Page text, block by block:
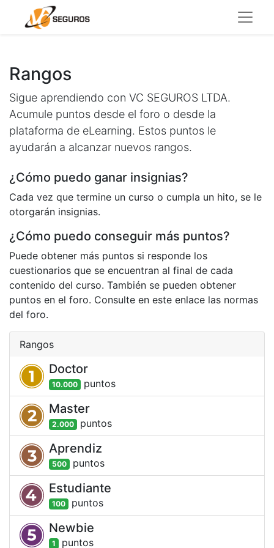
Rangos
Sigue aprendiendo con VC SEGUROS LTDA.
Acumule puntos desde el foro o desde la
plataforma de eLearning. Estos puntos le
ayudarán a alcanzar nuevos rangos.
¿Cómo puedo ganar insignias?
Cada vez que termine un curso o cumpla un hito, se le
otorgarán insignias.
¿Cómo puedo conseguir más puntos?
Puede obtener más puntos si responde los
cuestionarios que se encuentran al final de cada
contenido del curso. También se pueden obtener
puntos en el foro. Consulte en este enlace las normas
del foro.
Rangos
Doctor
10.000 puntos
Master
2.000 puntos
Aprendiz
500 puntos
Estudiante
100 puntos
Newbie
1 puntos